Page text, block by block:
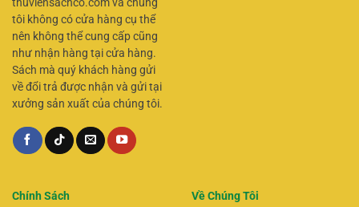
thuviensachco.com và chúng
tôi không có cửa hàng cụ thể
nên không thể cung cấp cũng
như nhận hàng tại cửa hàng.
Sách mà quý khách hàng gửi
về đổi trả được nhận và gửi tại
xưởng sản xuất của chúng tôi.
Chính Sách Về Chúng Tôi